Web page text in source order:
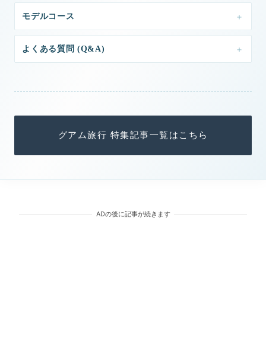
モデルコース
よくある質問 (Q&A)
グアム旅行 特集記事一覧はこちら
ADの後に記事が続きます